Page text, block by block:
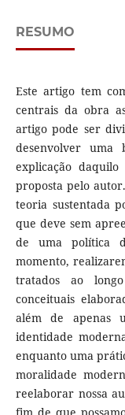
RESUMO
Este artigo tem
centrais da obra
artigo pode ser
desenvolver uma
explicação
proposta pelo
teoria sustentada
que deve sem
de uma política
momento,
tratados ao
conceituais
além de apenas
identidade
enquanto uma
moralidade
reelaborar nossa